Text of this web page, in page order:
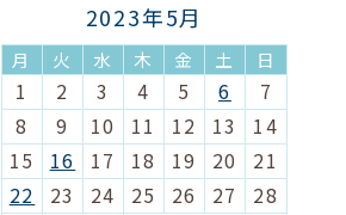
2023年5月
月 火 水 木 金 土 日
1 2 3 4 5 6
7
8
9 10 11 12 13
14
15
16 17 18 19 20
21
22
23 24 25 26 27
28